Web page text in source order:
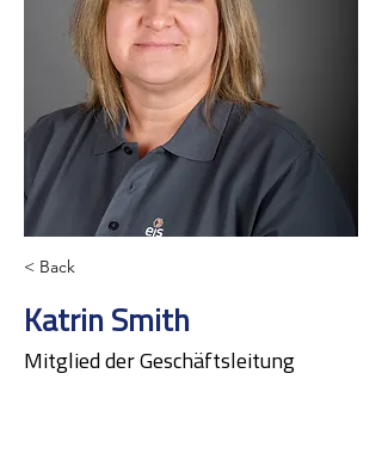
< Back
Katrin Smith
Mitglied der Geschäftsleitung